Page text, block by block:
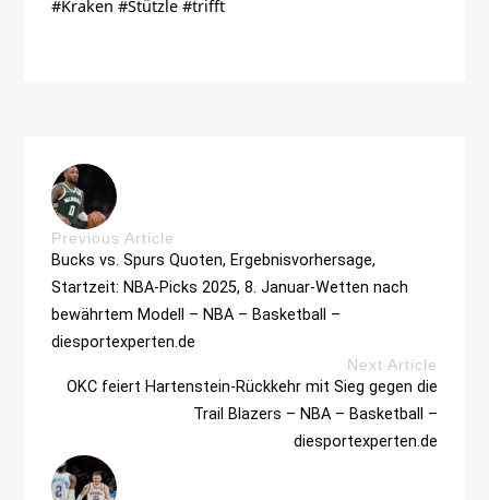
#Kraken #Stützle #trifft
Previous Article
Bucks vs. Spurs Quoten, Ergebnisvorhersage,
Startzeit: NBA-Picks 2025, 8. Januar-Wetten nach
bewährtem Modell – NBA – Basketball –
diesportexperten.de
Next Article
OKC feiert Hartenstein-Rückkehr mit Sieg gegen die
Trail Blazers – NBA – Basketball –
diesportexperten.de